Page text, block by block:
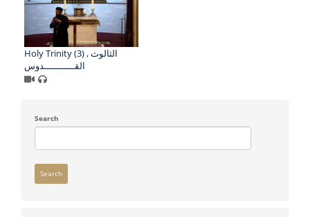
Holy Trinity (3) , الثالوث
القـــــــــــدوس
Search
Search